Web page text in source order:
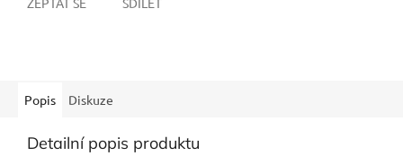
Popis Diskuze
Detailní popis produktu